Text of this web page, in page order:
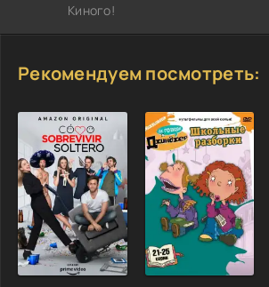
Киного!
Рекомендуем посмотреть: